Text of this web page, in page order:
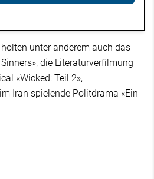
unter anderem auch das
die Literaturverfilmung
«Wicked: Teil 2»,
Iran spielende Politdrama «Ein